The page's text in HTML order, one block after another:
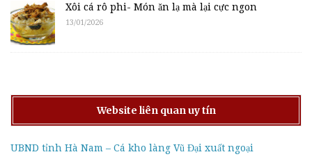
Xôi cá rô phi- Món ăn lạ mà lại cực ngon
13/01/2026
Website liên quan uy tín
UBND tỉnh Hà Nam – Cá kho làng Vũ Đại xuất ngoại